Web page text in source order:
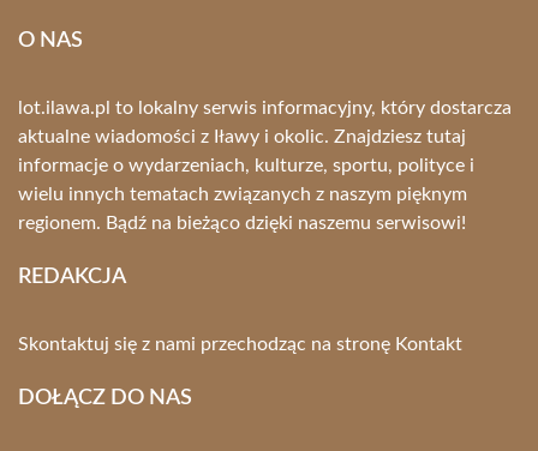
O NAS
lot.ilawa.pl to lokalny serwis informacyjny, który dostarcza
aktualne wiadomości z Iławy i okolic. Znajdziesz tutaj
informacje o wydarzeniach, kulturze, sportu, polityce i
wielu innych tematach związanych z naszym pięknym
regionem. Bądź na bieżąco dzięki naszemu serwisowi!
REDAKCJA
Skontaktuj się z nami przechodząc na stronę Kontakt
DOŁĄCZ DO NAS